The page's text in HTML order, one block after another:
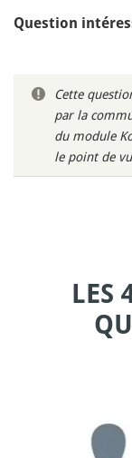
Question
Cette
par la
du module
le point de
LES